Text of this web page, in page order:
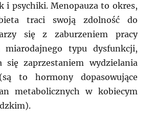
i psychiki. Menopauza to okres,
traci swoją zdolność do
się z zaburzeniem pracy
typu dysfunkcji,
się zaprzestaniem wydzielania
to hormony dopasowujące
metabolicznych w kobiecym